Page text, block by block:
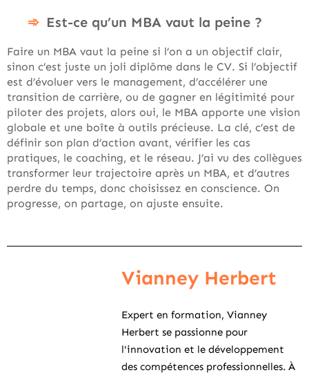
Est-ce qu’un MBA vaut la peine ?
Faire un MBA vaut la peine si l’on a un objectif clair,
sinon c’est juste un joli diplôme dans le CV. Si l’objectif
est d’évoluer vers le management, d’accélérer une
transition de carrière, ou de gagner en légitimité pour
piloter des projets, alors oui, le MBA apporte une vision
globale et une boîte à outils précieuse. La clé, c’est de
définir son plan d’action avant, vérifier les cas
pratiques, le coaching, et le réseau. J’ai vu des collègues
transformer leur trajectoire après un MBA, et d’autres
perdre du temps, donc choisissez en conscience. On
progresse, on partage, on ajuste ensuite.
Vianney Herbert
Expert en formation, Vianney
Herbert se passionne pour
l'innovation et le développement
des compétences professionnelles. À